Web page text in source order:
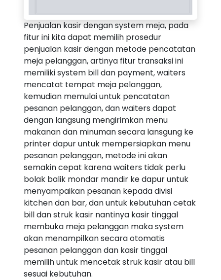
Penjualan kasir dengan system meja, pada
fitur ini kita dapat memilih prosedur
penjualan kasir dengan metode pencatatan
meja pelanggan, artinya fitur transaksi ini
memiliki system bill dan payment, waiters
mencatat tempat meja pelanggan,
kemudian memulai untuk pencatatan
pesanan pelanggan, dan waiters dapat
dengan langsung mengirimkan menu
makanan dan minuman secara lansgung ke
printer dapur untuk mempersiapkan menu
pesanan pelanggan, metode ini akan
semakin cepat karena waiters tidak perlu
bolak balik mondar mandir ke dapur untuk
menyampaikan pesanan kepada divisi
kitchen dan bar, dan untuk kebutuhan cetak
bill dan struk kasir nantinya kasir tinggal
membuka meja pelanggan maka system
akan menampilkan secara otomatis
pesanan pelanggan dan kasir tinggal
memilih untuk mencetak struk kasir atau bill
sesuai kebutuhan.